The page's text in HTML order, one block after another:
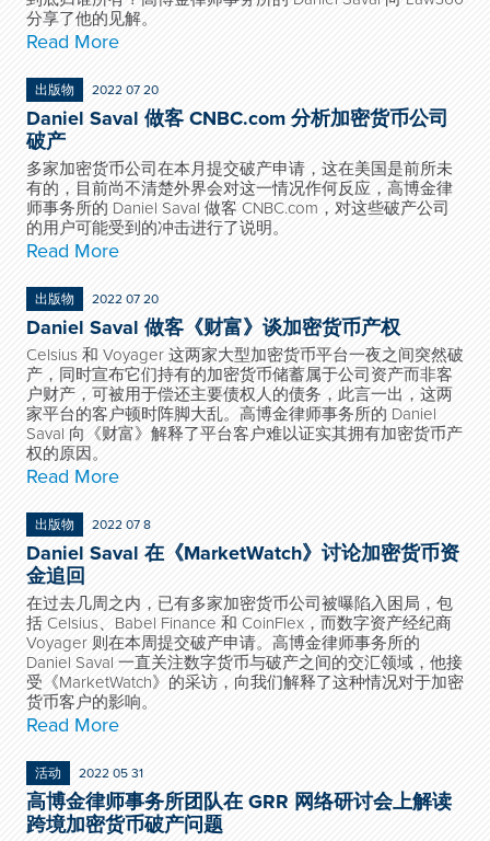
分享了他的见解。
Read More
出版物 2022 07 20
Daniel Saval 做客 CNBC.com 分析加密货币公司
破产
多家加密货币公司在本月提交破产申请，这在美国是前所未
有的，目前尚不清楚外界会对这一情况作何反应，高博金律
师事务所的 Daniel Saval 做客 CNBC.com，对这些破产公司
的用户可能受到的冲击进行了说明。
Read More
出版物 2022 07 20
Daniel Saval 做客《财富》谈加密货币产权
Celsius 和 Voyager 这两家大型加密货币平台一夜之间突然破
产，同时宣布它们持有的加密货币储蓄属于公司资产而非客
户财产，可被用于偿还主要债权人的债务，此言一出，这两
家平台的客户顿时阵脚大乱。高博金律师事务所的 Daniel
Saval 向《财富》解释了平台客户难以证实其拥有加密货币产
权的原因。
Read More
出版物 2022 07 8
Daniel Saval 在《MarketWatch》讨论加密货币资
金追回
在过去几周之内，已有多家加密货币公司被曝陷入困局，包
括 Celsius、Babel Finance 和 CoinFlex，而数字资产经纪商
Voyager 则在本周提交破产申请。高博金律师事务所的
Daniel Saval 一直关注数字货币与破产之间的交汇领域，他接
受《MarketWatch》的采访，向我们解释了这种情况对于加密
货币客户的影响。
Read More
活动 2022 05 31
高博金律师事务所团队在 GRR 网络研讨会上解读
跨境加密货币破产问题